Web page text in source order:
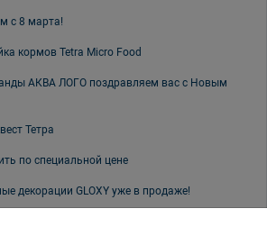
с 8 марта!
кормов Tetra Micro Food
АКВА ЛОГО поздравляем вас с Новым
Тетра
по специальной цене
декорации GLOXY уже в продаже!